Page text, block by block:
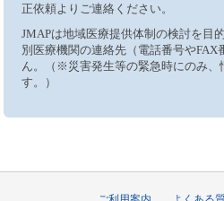
正依頼よりご連絡ください。
JMAPは地域医療提供体制の検討を目
別医療機関の連絡先（電話番号やFAX
ん。（※災害発生等の緊急時にのみ、
す。）